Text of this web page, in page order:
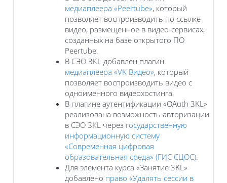
медиаплеера «Peertube», который
позволяет воспроизводить по ссылке
видео, размещенное в видео-сервисах,
созданных на базе открытого ПО
Peertube.
В СЭО 3КL добавлен плагин
медиаплеера «VK Видео», который
позволяет воспроизводить видео с
одноименного видеохостинга.
В плагине аутентификации «OAuth 3KL»
реализована возможность авторизации
в СЭО 3КL через государственную
информационную систему
«Современная цифровая
образовательная среда» (ГИС СЦОС).
Для элемента курса «Занятие 3KL»
добавлено право «Удалять сессии в